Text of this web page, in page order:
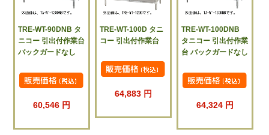
TRE-WT-90DNB タ
ニコー 引出付作業台
バックガードなし
60,546 円
TRE-WT-100D タニ
コー 引出付作業台
64,883 円
TRE-WT-100DNB
タニコー 引出付作業
台 バックガードなし
64,324 円